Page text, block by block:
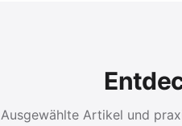
Ausgewählte Artikel und